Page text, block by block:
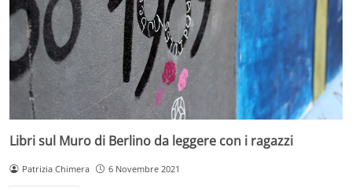
Libri sul Muro di Berlino da leggere con i ragazzi
Patrizia Chimera 6 Novembre 2021